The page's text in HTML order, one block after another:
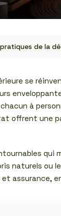
de la
se
à
offrent une
naturels ou
assurance,